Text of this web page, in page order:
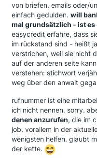
von briefen, emails oder/
einfach gedulden. will
mal grundsätzlich - ist es
easycredit erfahre, dass
im rückstand sind - heißt
verstrichen, weil sie nicht
auf der anderen seite
verstehen: stichwort
weg über den anwalt
rufnummer ist eine
ich nicht nennen. sorry.
denen anzurufen, die im
job, vorallem in der
wenigsten helfen. glaubt
der kette.